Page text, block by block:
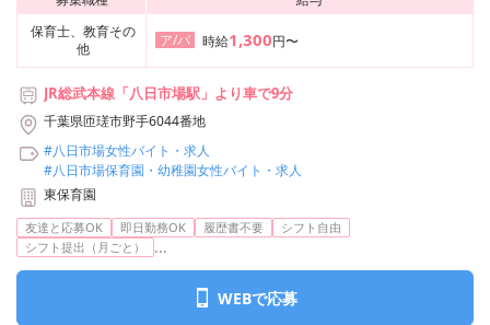
保育士、教育その
他
ア/パ 時給1,300円〜
JR総武本線「八日市場駅」より車で9分
千葉県匝瑳市野手6044番地
#八日市場女性バイト・求人
#八日市場保育園・幼稚園女性バイト・求人
東保育園
友達と応募OK 即日勤務OK 履歴書不要
シフト自由
シフト提出（月ごと）
...
WEBで応募